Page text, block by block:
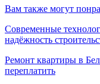
Вам также могут
Современные
надёжность
Ремонт квартиры в
переплатить